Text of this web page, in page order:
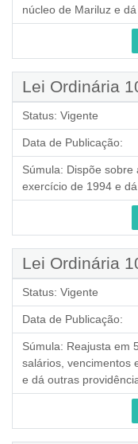
núcleo de Mariluz e
Lei Ordinária
Status: Vigente
Data de Publicação:
Súmula: Dispõe sobre
exercício de 1994 e
Lei Ordinária
Status: Vigente
Data de Publicação:
Súmula: Reajusta em
salários, vencimentos
e dá outras